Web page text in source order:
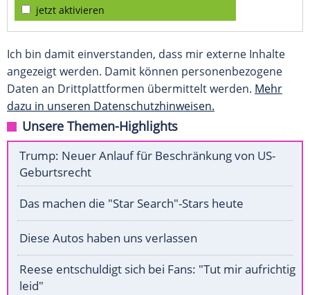
jetzt aktivieren
Ich bin damit einverstanden, dass mir externe Inhalte
angezeigt werden. Damit können personenbezogene
Daten an Drittplattformen übermittelt werden. Mehr
dazu in unseren Datenschutzhinweisen.
Unsere Themen-Highlights
Trump: Neuer Anlauf für Beschränkung von US-
Geburtsrecht
Das machen die "Star Search"-Stars heute
Diese Autos haben uns verlassen
Reese entschuldigt sich bei Fans: "Tut mir aufrichtig
leid"